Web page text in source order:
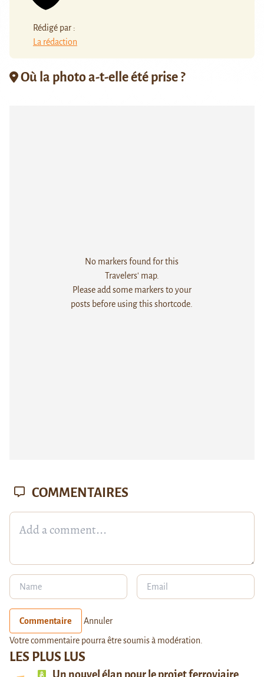
Rédigé par :
La rédaction
Où la photo a-t-elle été prise ?
No markers found for this
Travelers' map.
Please add some markers to your
posts before using this shortcode.
LES PLUS LUS
Un nouvel élan pour le projet ferroviaire
COMMENTAIRES
Commentaire Annuler
Votre commentaire pourra être soumis à modération.